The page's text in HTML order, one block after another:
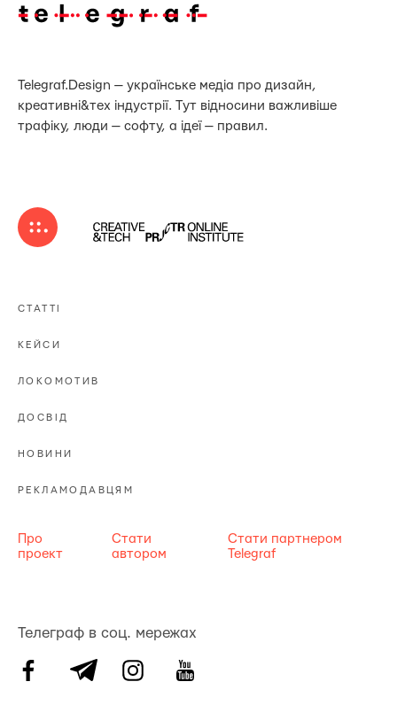
Telegraf.Design — українське медіа про дизайн,
креативні&тех індустрії. Тут відносини важливіше
трафіку, люди — софту, а ідеї — правил.
СТАТТІ
КЕЙСИ
ЛОКОМОТИВ
ДОСВІД
НОВИНИ
РЕКЛАМОДАВЦЯМ
Про
проект
Стати
автором
Стати партнером
Telegraf
Телеграф в соц. мережах